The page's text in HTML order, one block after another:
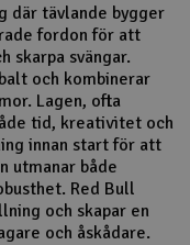
där tävlande bygger
fordon för att
skarpa svängar.
och kombinerar
Lagen, ofta
tid, kreativitet och
innan start för att
utmanar både
Red Bull
och skapar en
och åskådare.